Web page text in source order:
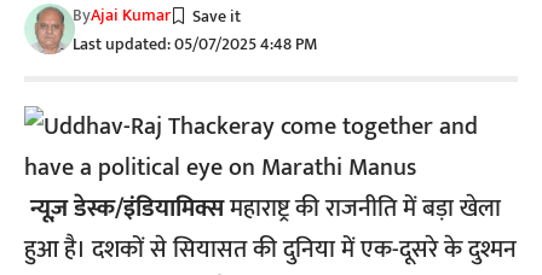
Last updated: 05/07/2025 4:48 PM
ByAjai Kumar
न्यूज़ डेस्क/इंडियामिक्समहाराष्ट्र की राजनीति में बड़ा खेला
हुआ है। दशकों से सियासत की दुनिया में एक-दूसरे के दुश्मन